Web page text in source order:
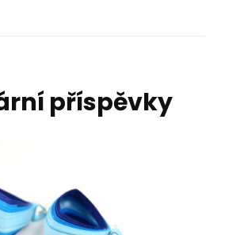
příspěvky